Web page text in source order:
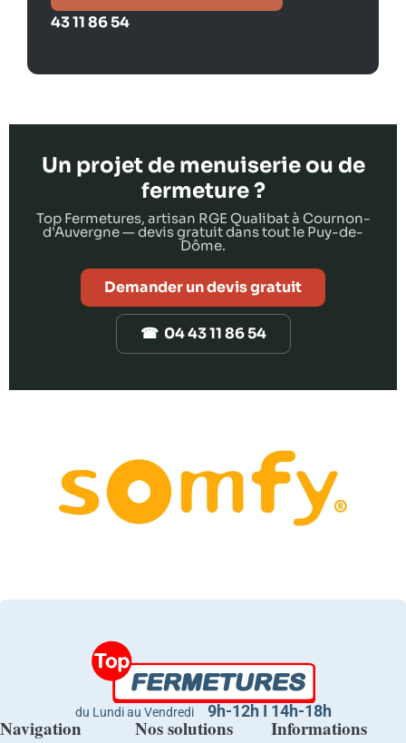
43 11 86 54
Un projet de menuiserie ou de
fermeture ?
Top Fermetures, artisan RGE Qualibat à Cournon-
d'Auvergne — devis gratuit dans tout le Puy-de-
Dôme.
Demander un devis gratuit
☎ 04 43 11 86 54
du Lundi au Vendredi 9h-12h I 14h-18h
Navigation Nos solutions Informations